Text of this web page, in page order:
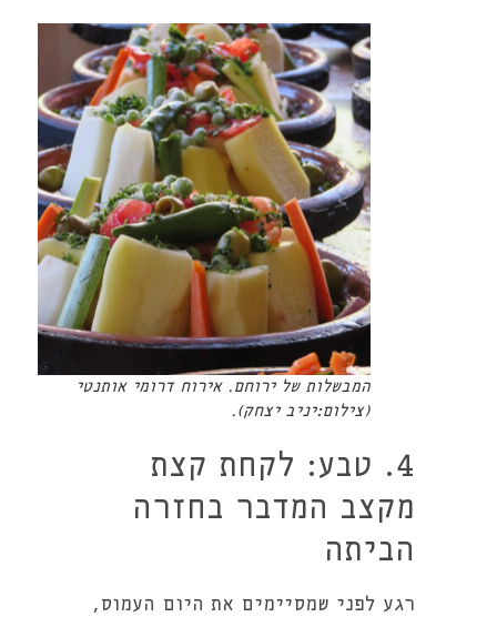
המבשלות של ירוחם. אירוח דרומי אותנטי
(צילום:יניב יצחק).
4. טבע: לקחת קצת
מקצב המדבר בחזרה
הביתה
רגע לפני שמסיימים את היום העמוס,